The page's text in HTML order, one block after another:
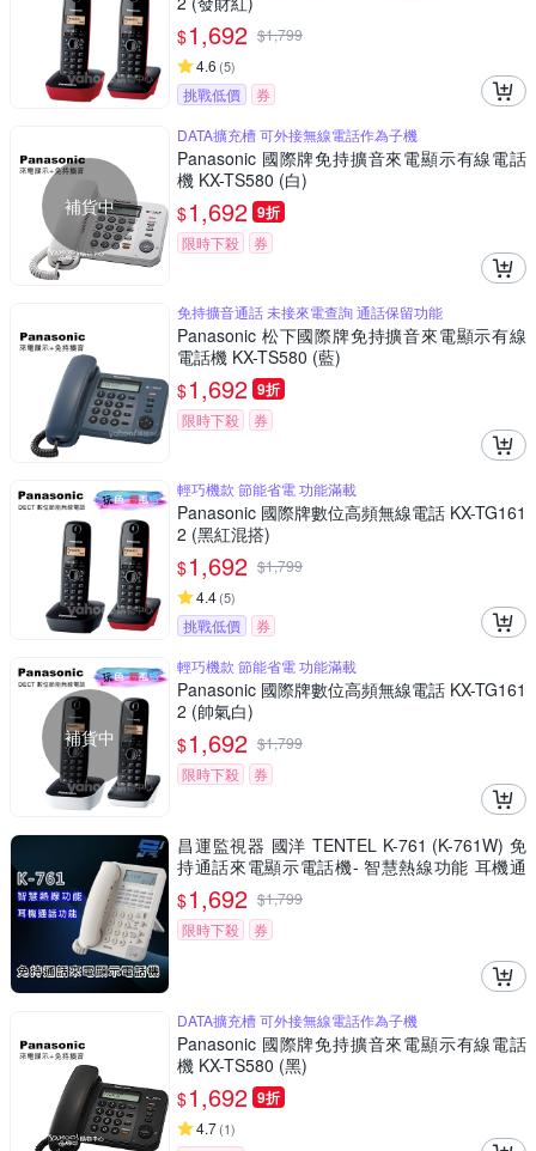
$1,692 $1,799
4.6 (5)
挑戰低價 券
補貨中
DATA擴充槽 可外接無線電話作為子機
Panasonic 國際牌免持擴音來電顯示有線電話
機 KX-TS580 (白)
$1,692 9折
限時下殺 券
免持擴音通話 未接來電查詢 通話保留功能
Panasonic 松下國際牌免持擴音來電顯示有線
電話機 KX-TS580 (藍)
$1,692 9折
限時下殺 券
輕巧機款 節能省電 功能滿載
Panasonic 國際牌數位高頻無線電話 KX-TG161
2 (黑紅混搭)
$1,692 $1,799
4.4(5)
挑戰低價 券
補貨中
輕巧機款 節能省電 功能滿載
Panasonic 國際牌數位高頻無線電話 KX-TG161
2 (帥氣白)
$1,692 $1,799
限時下殺
券
昌運監視器 國洋 TENTEL K-761 (K-761W) 免
持通話來電顯示電話機- 智慧熱線功能 耳機通
話功能
$1,692 $1,799
限時下殺
券
DATA擴充槽 可外接無線電話作為子機
Panasonic 國際牌免持擴音來電顯示有線電話
機 KX-TS580 (黑)
$1,692 9折
4.7(1)